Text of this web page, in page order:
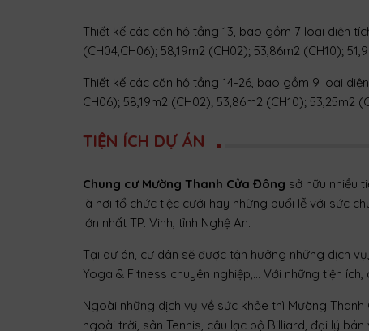
Thiết kế các căn hộ tầng 13, bao gồm 7 loại diện
(CH04,CH06); 58,19m2 (CH02); 53,86m2 (CH10);
Thiết kế các căn hộ tầng 14-26, bao gồm 9 loại diện
CH06); 58,19m2 (CH02); 53,86m2 (CH10); 53,25m2
TIỆN ÍCH DỰ ÁN
Chung cư Mường Thanh Cửa Đông sở hữu nhiều
là nơi tổ chức tiệc cưới hay những buổi lễ với sức
lớn nhất TP. Vinh, tỉnh Nghệ An.
Tại dự án, cư dân sẽ được tận hưởng những dịch
Yoga & Fitness chuyên nghiệp,… Với những tiện
Ngoài những dịch vụ về sức khỏe thì Mường
ngoài trời, sân Tennis, câu lạc bộ Billiard, đại lý